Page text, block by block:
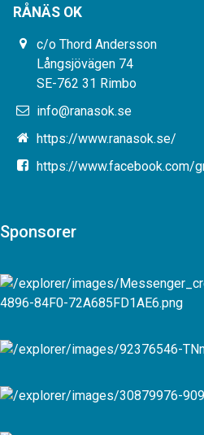
RÅNÄS OK
c/o Thord Andersson
Långsjövägen 74
SE-762 31 Rimbo
info@ranasok.se
https://www.ranasok.se/
https://www.facebook.com/
Sponsorer